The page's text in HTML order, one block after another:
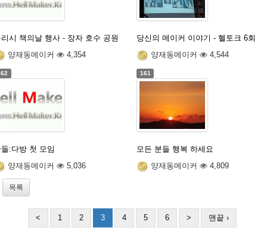
리시 책의날 행사 - 장자 호수 공원
양재동메이커
4,354
당신의 메이커 이야기 - 헬토크 6회
양재동메이커
4,544
:다방 첫 모임
양재동메이커
5,036
161
모든 분들 행복 하세요
양재동메이커
4,809
목록
< 1 2 3 4 5 6 > 맨끝 ›